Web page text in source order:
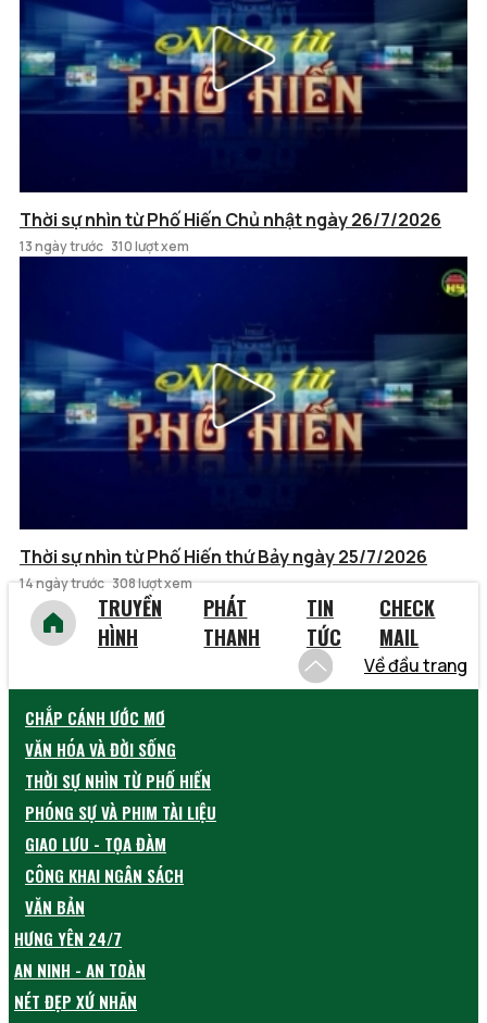
Thời sự nhìn từ Phố Hiến Chủ nhật ngày 26/7/2026
13 ngày trước 310 lượt xem
Thời sự nhìn từ Phố Hiến thứ Bảy ngày 25/7/2026
14 ngày trước 308 lượt xem
TRUYỀN
HÌNH
PHÁT
THANH
TIN
TỨC
CHECK
MAIL
Về đầu trang
CHẮP CÁNH ƯỚC MƠ
VĂN HÓA VÀ ĐỜI SỐNG
THỜI SỰ NHÌN TỪ PHỐ HIẾN
PHÓNG SỰ VÀ PHIM TÀI LIỆU
GIAO LƯU - TỌA ĐÀM
CÔNG KHAI NGÂN SÁCH
VĂN BẢN
HƯNG YÊN 24/7
AN NINH - AN TOÀN
NÉT ĐẸP XỨ NHÃN